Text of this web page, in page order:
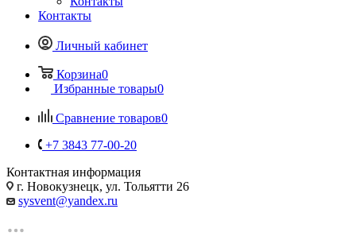
Контакты
Личный кабинет
Корзина0
Избранные товары0
Сравнение товаров0
+7 3843 77-00-20
Контактная информация
г. Новокузнецк, ул. Тольятти 26
sysvent@yandex.ru